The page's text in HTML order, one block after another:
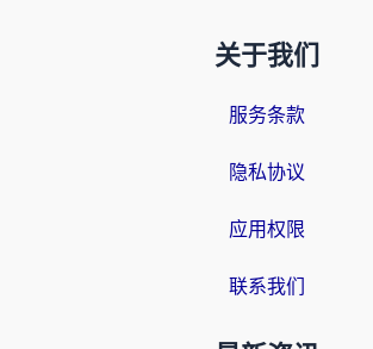
关于我们
服务条款
隐私协议
应用权限
联系我们